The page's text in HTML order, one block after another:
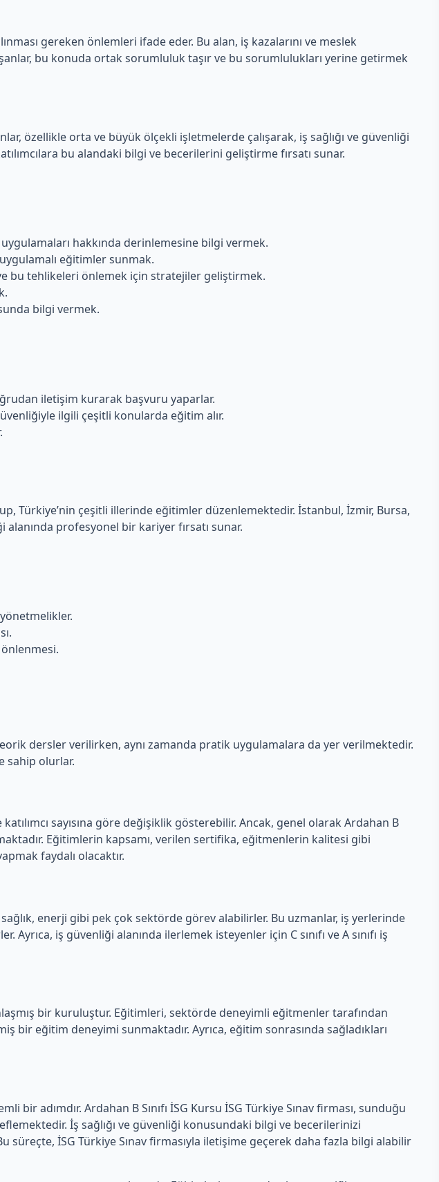
gereken önlemleri ifade eder. Bu alan, iş kazalarını ve meslek
bu konuda ortak sorumluluk taşır ve bu sorumlulukları yerine getirmek
özellikle orta ve büyük ölçekli işletmelerde çalışarak, iş sağlığı ve güvenliği
bu alandaki bilgi ve becerilerini geliştirme fırsatı sunar.
uygulamaları hakkında derinlemesine bilgi vermek.
eğitimler sunmak.
bu tehlikeleri önlemek için stratejiler geliştirmek.
bilgi vermek.
iletişim kurarak başvuru yaparlar.
ilgili çeşitli konularda eğitim alır.
Türkiye’nin çeşitli illerinde eğitimler düzenlemektedir. İstanbul, İzmir, Bursa,
alanında profesyonel bir kariyer fırsatı sunar.
önlenmesi.
dersler verilirken, aynı zamanda pratik uygulamalara da yer verilmektedir.
sahip olurlar.
sayısına göre değişiklik gösterebilir. Ancak, genel olarak Ardahan B
Eğitimlerin kapsamı, verilen sertifika, eğitmenlerin kalitesi gibi
faydalı olacaktır.
enerji gibi pek çok sektörde görev alabilirler. Bu uzmanlar, iş yerlerinde
iş güvenliği alanında ilerlemek isteyenler için C sınıfı ve A sınıfı iş
bir kuruluştur. Eğitimleri, sektörde deneyimli eğitmenler tarafından
bir eğitim deneyimi sunmaktadır. Ayrıca, eğitim sonrasında sağladıkları
bir adımdır. Ardahan B Sınıfı İSG Kursu İSG Türkiye Sınav firması, sunduğu
İş sağlığı ve güvenliği konusundaki bilgi ve becerilerinizi
süreçte, İSG Türkiye Sınav firmasıyla iletişime geçerek daha fazla bilgi alabilir